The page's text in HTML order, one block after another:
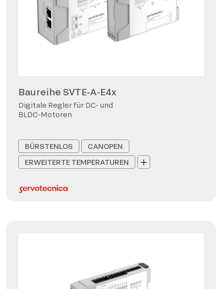
Baureihe SVTE-A-E4x
Digitale Regler für DC- und
BLDC-Motoren
BÜRSTENLOS
CANOPEN
ERWEITERTE TEMPERATUREN